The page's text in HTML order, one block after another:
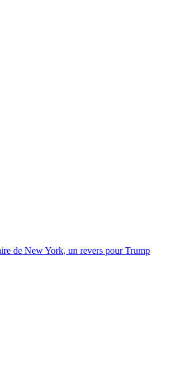
de New York, un revers pour Trump